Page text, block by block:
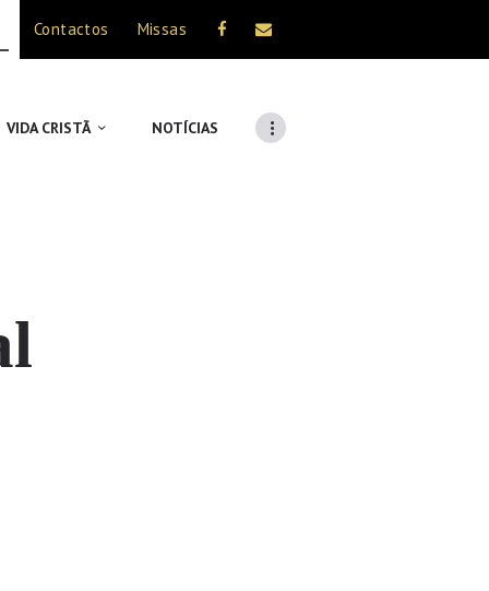
Contactos Missas
VIDA CRISTÃ NOTÍCIAS